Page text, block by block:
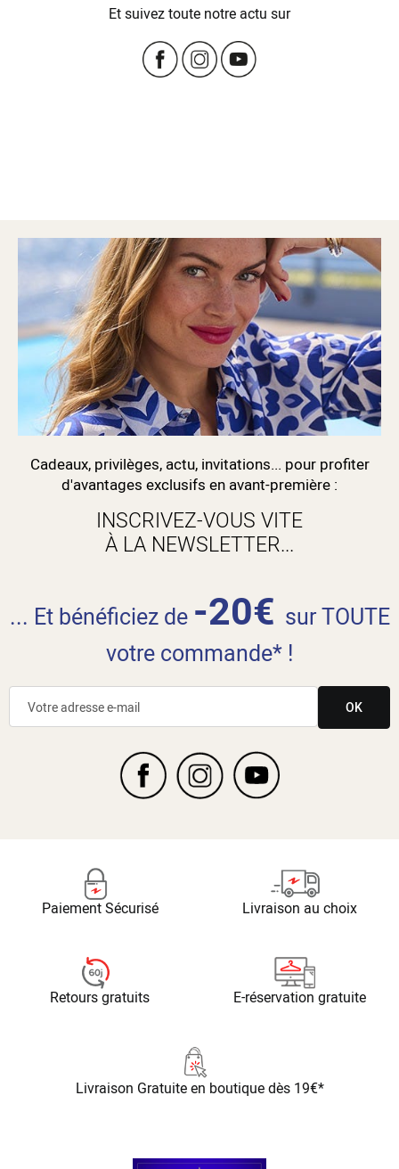
Et suivez toute notre actu sur
Cadeaux, privilèges, actu, invitations... pour profiter
d'avantages exclusifs en avant-première :
INSCRIVEZ-VOUS VITE
À LA NEWSLETTER...
... Et bénéficiez de -20€ sur TOUTE
votre commande* !
OK
Paiement Sécurisé Livraison au choix
Retours gratuits E-réservation gratuite
Livraison Gratuiteen boutique dès 19€*